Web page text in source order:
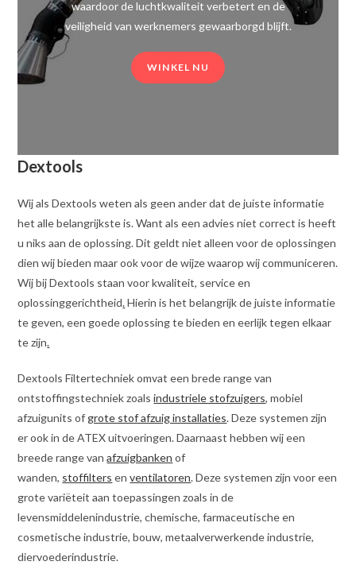
waardoor de luchtkwaliteit verbetert en de
veiligheid van werknemers gewaarborgd blijft.
WINKEL NU
Dextools
Wij als Dextools weten als geen ander dat de juiste informatie
het alle belangrijkste is. Want als een advies niet correct is heeft
u niks aan de oplossing. Dit geldt niet alleen voor de oplossingen
dien wij bieden maar ook voor de wijze waarop wij communiceren.
Wij bij Dextools staan voor kwaliteit, service en
oplossinggerichtheid.Hierin is het belangrijk de juiste informatie
te geven, een goede oplossing te bieden en eerlijk tegen elkaar
te zijn.
Dextools Filtertechniek omvat een brede range van
ontstoffingstechniek zoalsindustriele stofzuigers, mobiel
afzuigunits of grote stof afzuig installaties. Deze systemen zijn
er ook in de ATEX uitvoeringen. Daarnaast hebben wij een
breede range vanafzuigbanken of
wanden, stoffilters enventilatoren. Deze systemen zijn voor een
grote variëteit aan toepassingen zoals in de
levensmiddelenindustrie, chemische, farmaceutische en
cosmetische industrie, bouw, metaalverwerkende industrie,
diervoederindustrie.